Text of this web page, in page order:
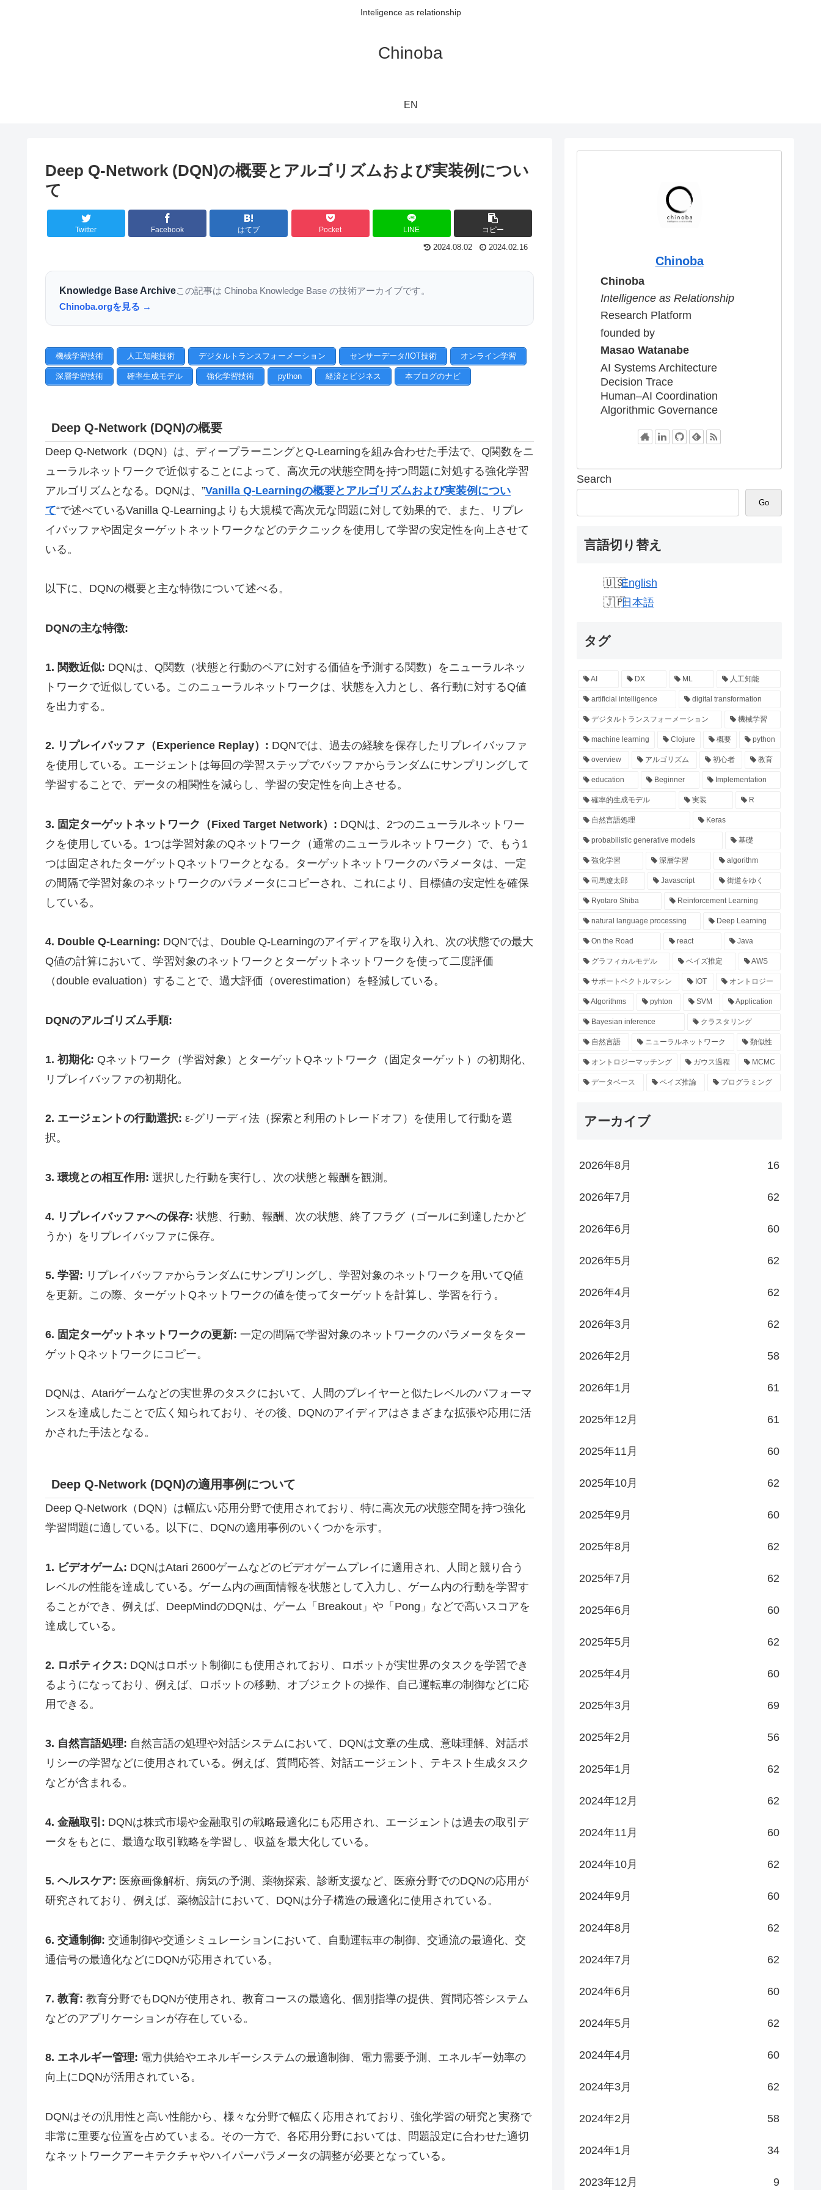
Inteligence as relationship
Chinoba
EN
Deep Q-Network (DQN)の概要とアルゴリズムおよび実装例につい
て
Twitter Facebook はてブ Pocket LINE コピー
2024.08.02 2024.02.16
Knowledge Base Archiveこの記事は Chinoba Knowledge Base の技術アーカイブです。
Chinoba.orgを見る →
機械学習技術 人工知能技術 デジタルトランスフォーメーション センサーデータ/IOT技術 オンライン学習
深層学習技術 確率生成モデル 強化学習技術 python 経済とビジネス 本ブログのナビ
Deep Q-Network (DQN)の概要
Deep Q-Network（DQN）は、ディープラーニングとQ-Learningを組み合わせた手法で、Q関数をニ
ューラルネットワークで近似することによって、高次元の状態空間を持つ問題に対処する強化学習
アルゴリズムとなる。DQNは、”Vanilla Q-Learningの概要とアルゴリズムおよび実装例につい
て“で述べているVanilla Q-Learningよりも大規模で高次元な問題に対して効果的で、また、リプレ
イバッファや固定ターゲットネットワークなどのテクニックを使用して学習の安定性を向上させて
いる。
以下に、DQNの概要と主な特徴について述べる。
DQNの主な特徴:
1. 関数近似: DQNは、Q関数（状態と行動のペアに対する価値を予測する関数）をニューラルネッ
トワークで近似している。このニューラルネットワークは、状態を入力とし、各行動に対するQ値
を出力する。
2. リプレイバッファ（Experience Replay）: DQNでは、過去の経験を保存したリプレイバッファ
を使用している。エージェントは毎回の学習ステップでバッファからランダムにサンプリングして
学習することで、データの相関性を減らし、学習の安定性を向上させる。
3. 固定ターゲットネットワーク（Fixed Target Network）: DQNは、2つのニューラルネットワー
クを使用している。1つは学習対象のQネットワーク（通常のニューラルネットワーク）で、もう1
つは固定されたターゲットQネットワークとなる。ターゲットネットワークのパラメータは、一定
の間隔で学習対象のネットワークのパラメータにコピーされ、これにより、目標値の安定性を確保
している。
4. Double Q-Learning: DQNでは、Double Q-Learningのアイディアを取り入れ、次の状態での最大
Q値の計算において、学習対象のネットワークとターゲットネットワークを使って二度評価
（double evaluation）することで、過大評価（overestimation）を軽減している。
DQNのアルゴリズム手順:
1. 初期化: Qネットワーク（学習対象）とターゲットQネットワーク（固定ターゲット）の初期化、
リプレイバッファの初期化。
2. エージェントの行動選択: ε-グリーディ法（探索と利用のトレードオフ）を使用して行動を選
択。
3. 環境との相互作用: 選択した行動を実行し、次の状態と報酬を観測。
4. リプレイバッファへの保存: 状態、行動、報酬、次の状態、終了フラグ（ゴールに到達したかど
うか）をリプレイバッファに保存。
5. 学習: リプレイバッファからランダムにサンプリングし、学習対象のネットワークを用いてQ値
を更新。この際、ターゲットQネットワークの値を使ってターゲットを計算し、学習を行う。
6. 固定ターゲットネットワークの更新: 一定の間隔で学習対象のネットワークのパラメータをター
ゲットQネットワークにコピー。
DQNは、Atariゲームなどの実世界のタスクにおいて、人間のプレイヤーと似たレベルのパフォーマ
ンスを達成したことで広く知られており、その後、DQNのアイディアはさまざまな拡張や応用に活
かされた手法となる。
Deep Q-Network (DQN)の適用事例について
Deep Q-Network（DQN）は幅広い応用分野で使用されており、特に高次元の状態空間を持つ強化
学習問題に適している。以下に、DQNの適用事例のいくつかを示す。
1. ビデオゲーム: DQNはAtari 2600ゲームなどのビデオゲームプレイに適用され、人間と競り合う
レベルの性能を達成している。ゲーム内の画面情報を状態として入力し、ゲーム内の行動を学習す
ることができ、例えば、DeepMindのDQNは、ゲーム「Breakout」や「Pong」などで高いスコアを
達成している。
2. ロボティクス: DQNはロボット制御にも使用されており、ロボットが実世界のタスクを学習でき
るようになっており、例えば、ロボットの移動、オブジェクトの操作、自己運転車の制御などに応
用できる。
3. 自然言語処理: 自然言語の処理や対話システムにおいて、DQNは文章の生成、意味理解、対話ポ
リシーの学習などに使用されている。例えば、質問応答、対話エージェント、テキスト生成タスク
などが含まれる。
4. 金融取引: DQNは株式市場や金融取引の戦略最適化にも応用され、エージェントは過去の取引デ
ータをもとに、最適な取引戦略を学習し、収益を最大化している。
5. ヘルスケア: 医療画像解析、病気の予測、薬物探索、診断支援など、医療分野でのDQNの応用が
研究されており、例えば、薬物設計において、DQNは分子構造の最適化に使用されている。
6. 交通制御: 交通制御や交通シミュレーションにおいて、自動運転車の制御、交通流の最適化、交
通信号の最適化などにDQNが応用されている。
7. 教育: 教育分野でもDQNが使用され、教育コースの最適化、個別指導の提供、質問応答システム
などのアプリケーションが存在している。
8. エネルギー管理: 電力供給やエネルギーシステムの最適制御、電力需要予測、エネルギー効率の
向上にDQNが活用されている。
DQNはその汎用性と高い性能から、様々な分野で幅広く応用されており、強化学習の研究と実務で
非常に重要な位置を占めていまる。その一方で、各応用分野においては、問題設定に合わせた適切
なネットワークアーキテクチャやハイパーパラメータの調整が必要となっている。
Chinoba
Chinoba
Intelligence as Relationship
Research Platform
founded by
Masao Watanabe
AI Systems Architecture
Decision Trace
Human–AI Coordination
Algorithmic Governance
Search
Go
言語切り替え
English
日本語
タグ
AI DX ML 人工知能
artificial intelligence digital transformation
デジタルトランスフォーメーション 機械学習
machine learning Clojure 概要 python
overview アルゴリズム 初心者 教育
education Beginner Implementation
確率的生成モデル 実装 R
自然言語処理 Keras
probabilistic generative models 基礎
強化学習 深層学習 algorithm
司馬遼太郎 Javascript 街道をゆく
Ryotaro Shiba Reinforcement Learning
natural language processing Deep Learning
On the Road react Java
グラフィカルモデル ベイズ推定 AWS
サポートベクトルマシン IOT オントロジー
Algorithms pyhton SVM Application
Bayesian inference クラスタリング
自然言語 ニューラルネットワーク 類似性
オントロジーマッチング ガウス過程 MCMC
データベース ベイズ推論 プログラミング
アーカイブ
2026年8月 16
2026年7月 62
2026年6月 60
2026年5月 62
2026年4月 62
2026年3月 62
2026年2月 58
2026年1月 61
2025年12月 61
2025年11月 60
2025年10月 62
2025年9月 60
2025年8月 62
2025年7月 62
2025年6月 60
2025年5月 62
2025年4月 60
2025年3月 69
2025年2月 56
2025年1月 62
2024年12月 62
2024年11月 60
2024年10月 62
2024年9月 60
2024年8月 62
2024年7月 62
2024年6月 60
2024年5月 62
2024年4月 60
2024年3月 62
2024年2月 58
2024年1月 34
2023年12月 9